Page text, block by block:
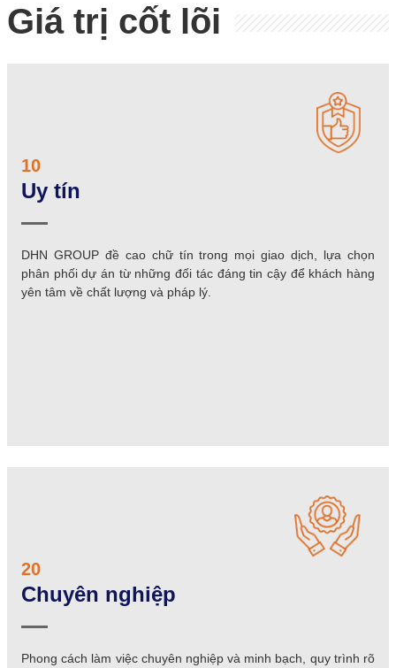
Giá trị cốt lõi
10
Uy tín
DHN GROUP đề cao chữ tín trong mọi giao dịch, lựa chọn
phân phối dự án từ những đối tác đáng tin cậy để khách hàng
yên tâm về chất lượng và pháp lý.
20
Chuyên nghiệp
Phong cách làm việc chuyên nghiệp và minh bạch, quy trình rõ